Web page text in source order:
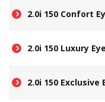
2.0i 150 Confort
2.0i 150 Luxury
2.0i 150